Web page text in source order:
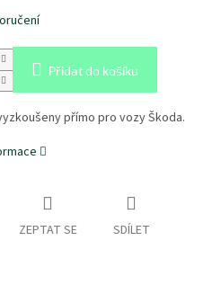
Přidat do košíku
přímo pro vozy Škoda.
ZEPTAT SE SDÍLET